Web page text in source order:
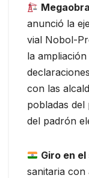
anunció la
vial Nobol-
la
con las
pobladas
del padrón
Giro en
sanitaria con